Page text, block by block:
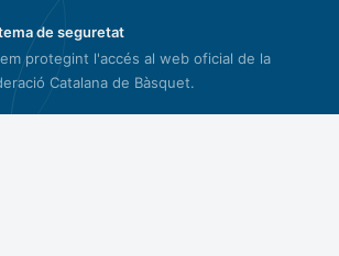
de seguretat
protegint l'accés al web oficial de la
Catalana de Bàsquet.